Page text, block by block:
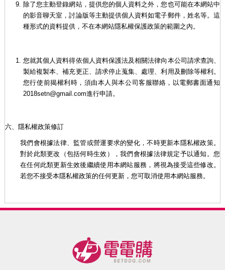
除了您主動登錄網站，提供您的個人資料之外，您也可能在本網站中
的影音聊天室，討論版等主動提供個人資料如電子郵件，姓名等。這
種形式的資料提供，不在本網站隱私權保護政策的範圍之內。
您就其個人資料得依個人資料保護法及相關法律向本公司請求查詢、
製給複製本、補充更正、請求停止蒐集、處理、利用及刪除等權利。
您行使前揭權利時，須由本人與本公司客服聯絡，以電郵書面通知
2018setn@gmail.com進行申請。
六、隱私權政策修訂
我們會根據法律、監管或營運要求的變化，不時更新本隱私權政策。
對於此類更改（包括何時生效），我們會根據法律規定予以通知。您
在任何此類更新生效後繼續使用本網站服務，將視為接受這些修改。
若您不接受本隱私權政策的任何更新，您可取消使用本網站服務。